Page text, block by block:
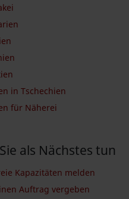
in Tschechien
für Näherei
als Nächstes tun
Kapazitäten melden
Auftrag vergeben